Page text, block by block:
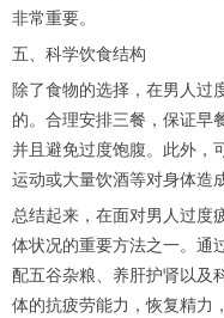
非常重要。
五、科学饮食结构
除了食物的选择，在男人过
的。合理安排三餐，保证早
并且避免过度饱腹。此外，
运动或大量饮酒等对身体造
总结起来，在面对男人过度
体状况的重要方法之一。通
配五谷杂粮、养肝护肾以及
体的抗疲劳能力，恢复精力